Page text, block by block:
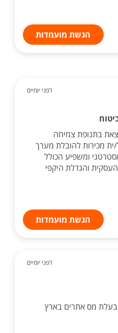
הגשת מועמדות
לפני יומיים
בתנופת צמיחה
מכירות להובלת מערך
ומשפיע הכולל
והגדלת היקפי
הגשת מועמדות
לפני יומיים
מס אתרים בארץ